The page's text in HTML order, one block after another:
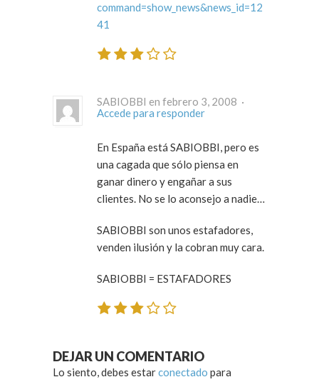
command=show_news&news_id=12
41
SABIOBBI en febrero 3, 2008 ·
Accede para responder
En España está SABIOBBI, pero es
una cagada que sólo piensa en
ganar dinero y engañar a sus
clientes. No se lo aconsejo a nadie…
SABIOBBI son unos estafadores,
venden ilusión y la cobran muy cara.
SABIOBBI = ESTAFADORES
DEJAR UN COMENTARIO
Lo siento, debes estarconectado para